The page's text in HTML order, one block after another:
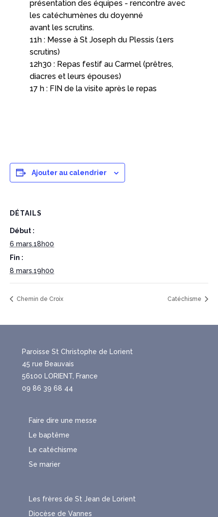
présentation des équipes - rencontre avec
les catéchumènes du doyenné
avant les scrutins.
11h : Messe à St Joseph du Plessis (1ers
scrutins)
12h30 : Repas festif au Carmel (prêtres,
diacres et leurs épouses)
17 h : FIN de la visite après le repas
Ajouter au calendrier
DÉTAILS
Début :
6 mars.18h00
Fin :
8 mars.19h00
Chemin de Croix Catéchisme
Paroisse St Christophe de Lorient
45 rue Beauvais
56100 LORIENT, France
09 86 39 68 44
Faire dire une messe
Le baptême
Le catéchisme
Se marier
Les frères de St Jean de Lorient
Diocèse de Vannes